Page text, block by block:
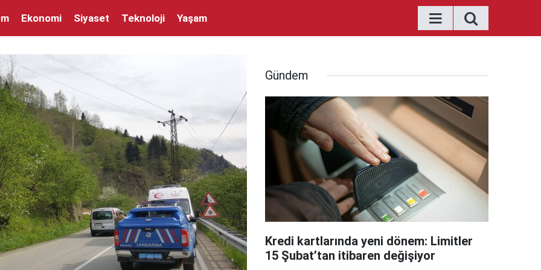
Ekonomi Siyaset Teknoloji Yaşam
Gündem
Kredi kartlarında yeni dönem: Limitler
15 Şubat’tan itibaren değişiyor